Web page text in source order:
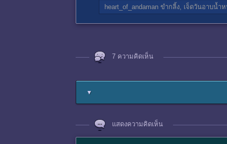
heart_of_andaman ขำกลิ้ง, เจ็ดวันอาบน้ำห
7 ความคิดเห็น
▼
แสดงความคิดเห็น